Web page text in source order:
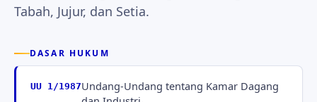
Tabah, Jujur, dan Setia.
DASAR HUKUM
UU 1/1987Undang-Undang tentang Kamar Dagang